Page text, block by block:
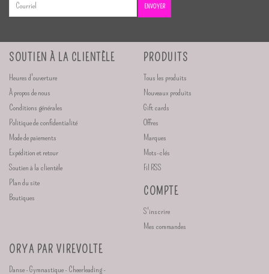
ENVOYER
SOUTIEN À LA CLIENTÈLE
Heures d'ouverture
À propos de nous
Conditions générales
Politique de confidentialité
Mode de paiements
Expédition et retour
Soutien à la clientèle
Plan du site
Boutiques
PRODUITS
Tous les produits
Nouveaux produits
Gift cards
Offres
Marques
Mots-clés
Fil RSS
COMPTE
S'inscrire
Mes commandes
ORYA PAR VIREVOLTE
Danse - Gymnastique - Cheerleading -